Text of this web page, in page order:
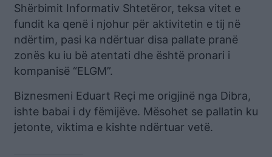
Shërbimit Informativ Shtetëror, teksa vitet e
fundit ka qenë i njohur për aktivitetin e tij në
ndërtim, pasi ka ndërtuar disa pallate pranë
zonës ku iu bë atentati dhe është pronari i
kompanisë “ELGM”.
Biznesmeni Eduart Reçi me origjinë nga Dibra,
ishte babai i dy fëmijëve. Mësohet se pallatin ku
jetonte, viktima e kishte ndërtuar vetë.